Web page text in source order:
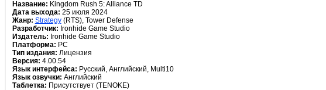
Название: Kingdom Rush 5: Alliance TD
Дата выхода: 25 июля 2024
Жанр: Strategy(RTS), Tower Defense
Разработчик: Ironhide Game Studio
Издатель: Ironhide Game Studio
Платформа: PC
Тип издания: Лицензия
Версия: 4.00.54
Язык интерфейса: Русский, Английский, Multi10
Язык озвучки: Английский
Таблетка: Присутствует (TENOKE)